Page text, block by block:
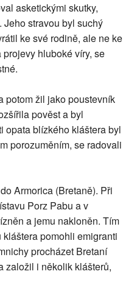
asketickými skutky,
stravou byl suchý
ke své rodině, ale ne ke
hluboké víry, se
potom žil jako poustevník
pověst a byl
opata blízkého kláštera byl
porozuměním, se radovali
Armorica (Bretaně). Při
Porz Pabu a v
a jemu nakloněn. Tím
pomohli emigranti
procházet Bretaní
založil i několik klášterů,